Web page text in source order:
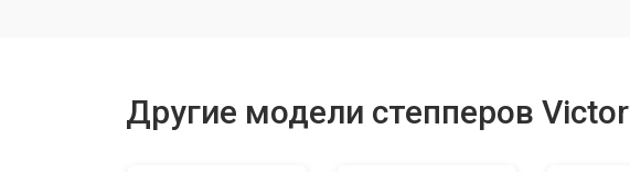
Другие модели степперов